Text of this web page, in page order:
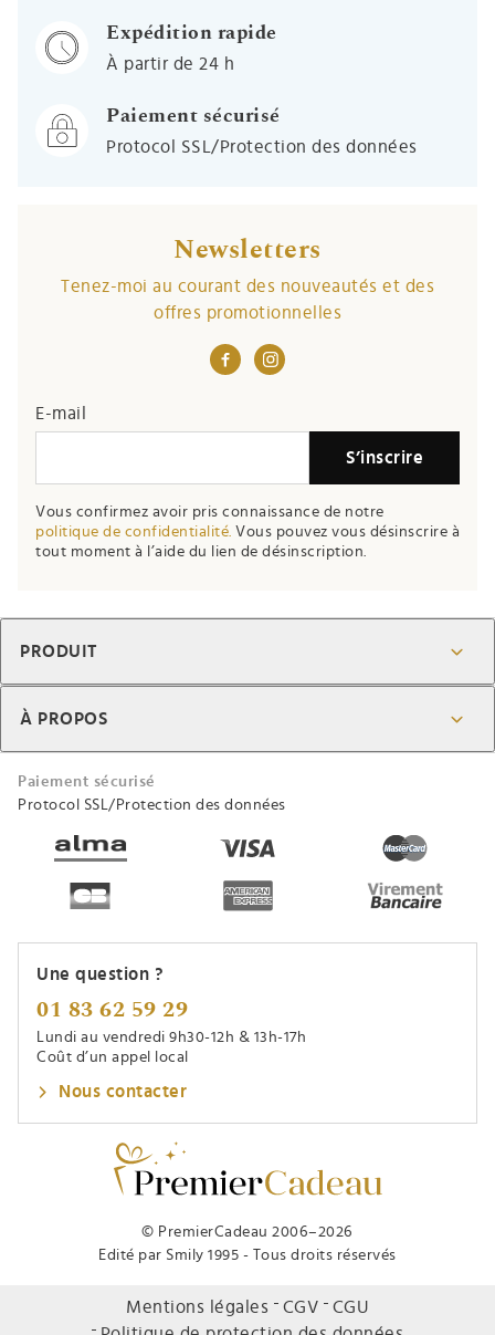
Expédition rapide
À partir de 24 h
Paiement sécurisé
Protocol SSL/Protection des données
Newsletters
Tenez-moi au courant des nouveautés et des
offres promotionnelles
If you
this
field
E-mail
S’inscrire
Vous confirmez avoir pris connaissance de notre
politique de confidentialité. Vous pouvez vous désinscrire à
tout moment à l’aide du lien de désinscription.
© PremierCadeau 2006–2026
Edité par Smily 1995 - Tous droits réservés
PRODUIT
À PROPOS
Paiement sécurisé
Protocol SSL/Protection des données
Une question ?
01 83 62 59 29
Lundi au vendredi 9h30-12h & 13h-17h
Coût d’un appel local
Nous contacter
Mentions légales CGV
CGU